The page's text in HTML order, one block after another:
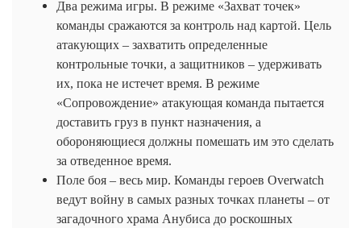
Два режима игры. В режиме «Захват точек»
команды сражаются за контроль над картой. Цель
атакующих – захватить определенные
контрольные точки, а защитников – удерживать
их, пока не истечет время. В режиме
«Сопровождение» атакующая команда пытается
доставить груз в пункт назначения, а
обороняющиеся должны помешать им это сделать
за отведенное время.
Поле боя – весь мир. Команды героев Overwatch
ведут войну в самых разных точках планеты – от
загадочного храма Анубиса до роскошных